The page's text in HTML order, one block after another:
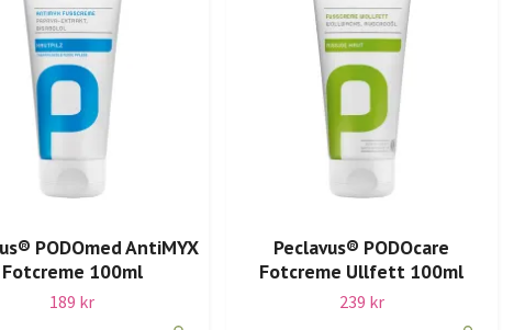
PODOmed AntiMYX
Fotcreme 100ml
189 kr
Peclavus® PODOcare
Fotcreme Ullfett 100ml
239 kr